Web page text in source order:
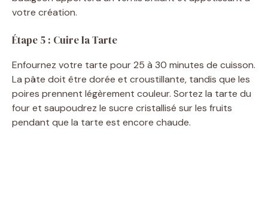
votre création.
Étape 5 : Cuire la Tarte
Enfournez votre tarte pour 25 à 30 minutes de cuisson.
La pâte doit être dorée et croustillante, tandis que les
poires prennent légèrement couleur. Sortez la tarte du
four et saupoudrez le sucre cristallisé sur les fruits
pendant que la tarte est encore chaude.